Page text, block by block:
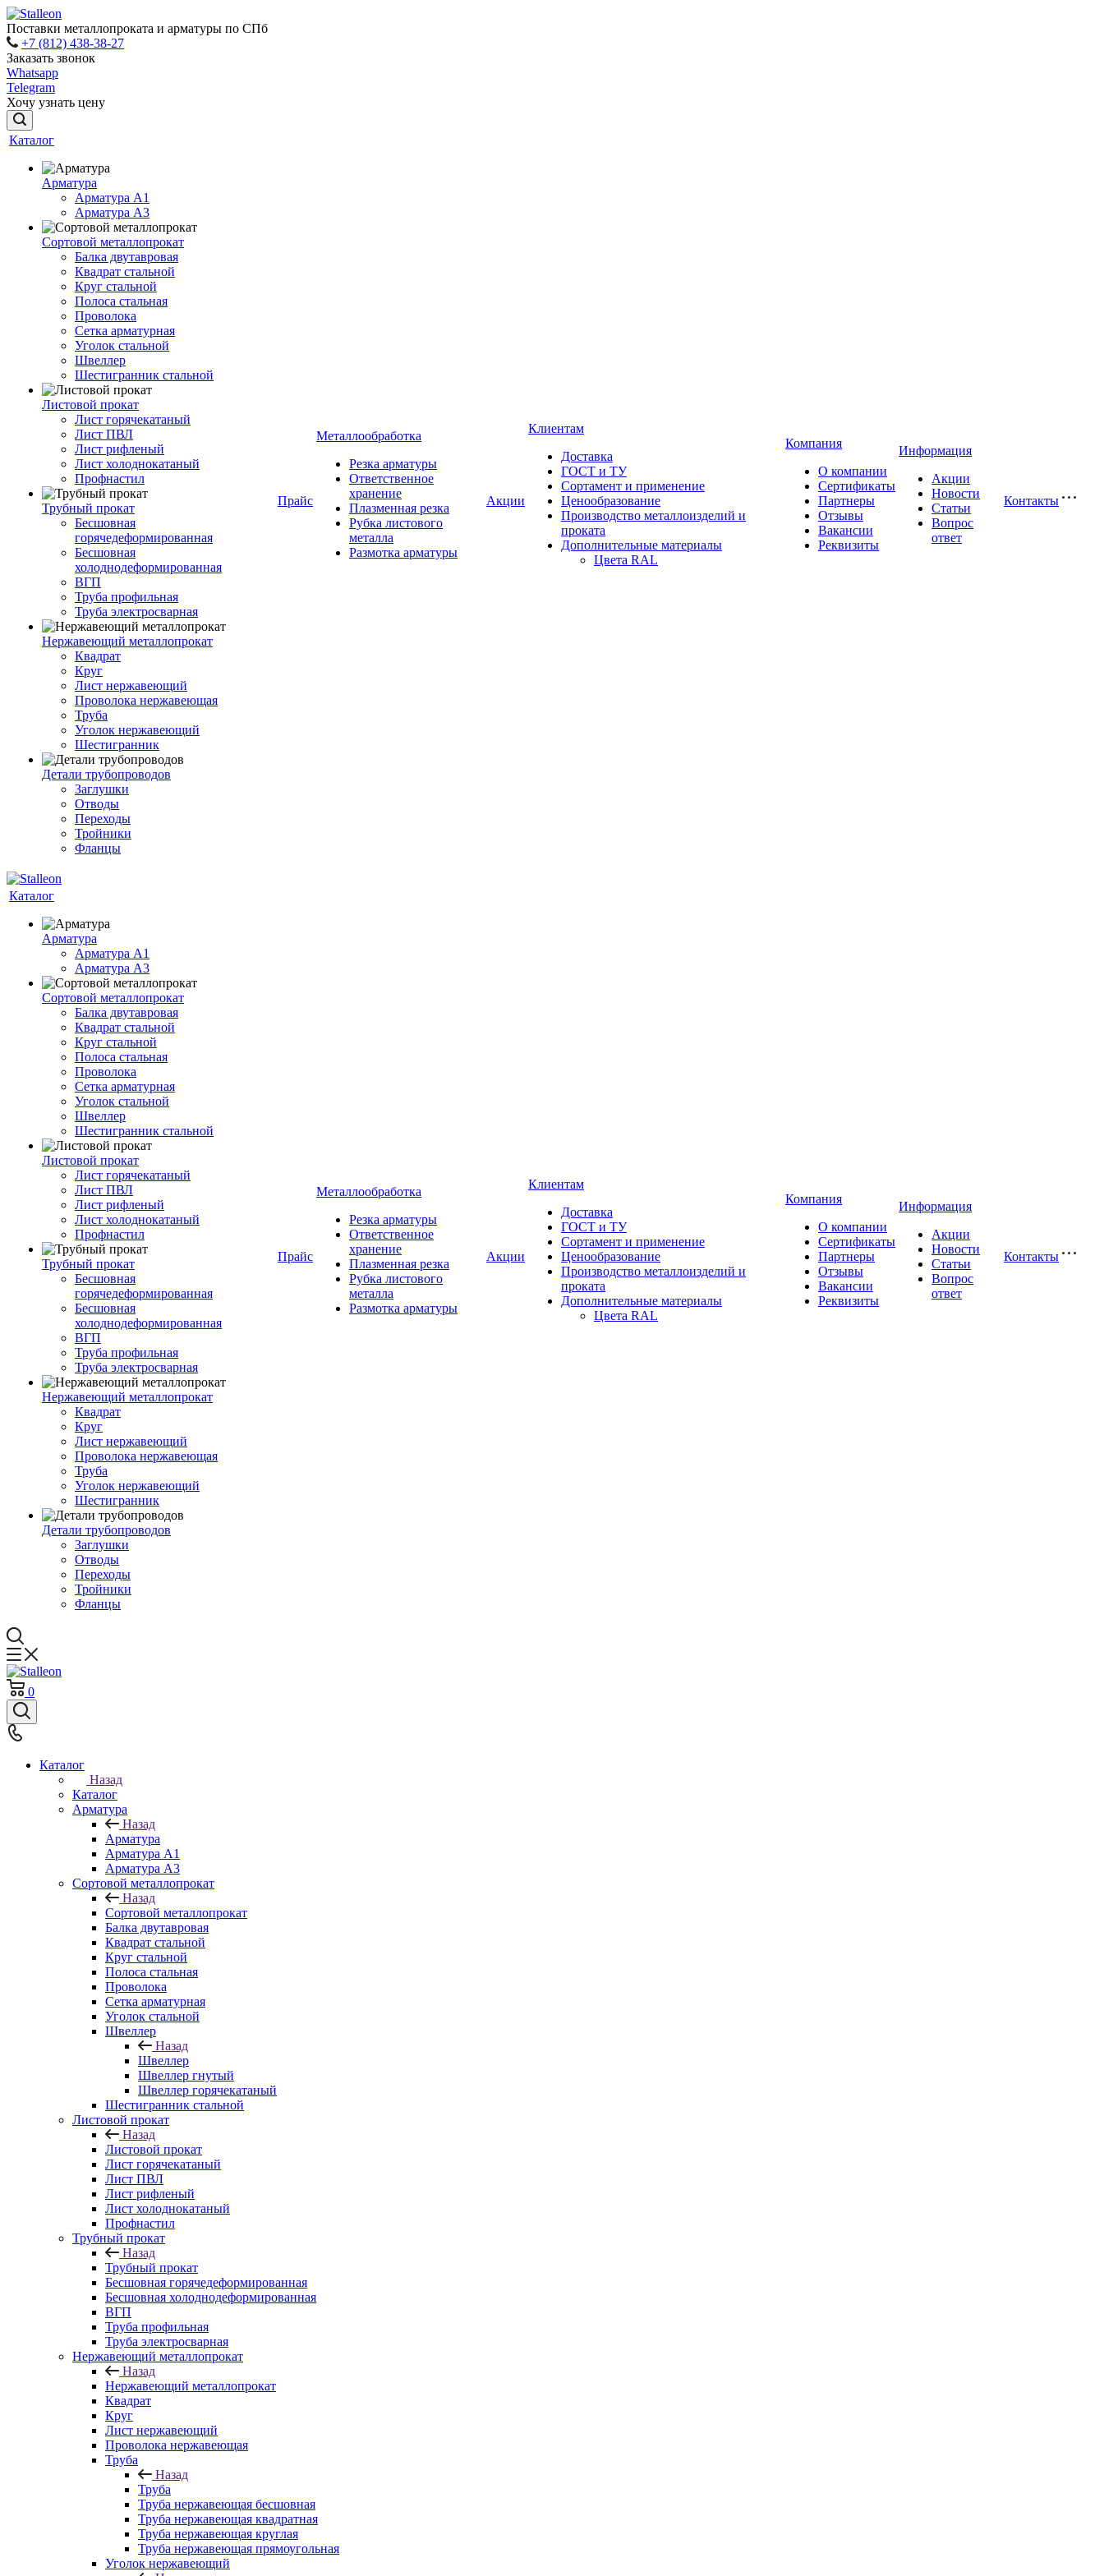
Поставки металлопроката и арматуры по СПб
+7 (812) 438-38-27
Заказать звонок
Whatsapp
Telegram
Хочу узнать цену
Каталог
Арматура
Арматура A1
Арматура А3
Сортовой металлопрокат
Балка двутавровая
Квадрат стальной
Круг стальной
Полоса стальная
Проволока
Сетка арматурная
Уголок стальной
Швеллер
Шестигранник стальной
Листовой прокат
Лист горячекатаный
Лист ПВЛ
Лист рифленый
Лист холоднокатаный
Профнастил
Трубный прокат
Бесшовная
горячедеформированная
Бесшовная
холоднодеформированная
ВГП
Труба профильная
Труба электросварная
Нержавеющий металлопрокат
Квадрат
Круг
Лист нержавеющий
Проволока нержавеющая
Труба
Уголок нержавеющий
Шестигранник
Детали трубопроводов
Заглушки
Отводы
Переходы
Тройники
Фланцы
Прайс
Металлообработка
Резка арматуры
Ответственное
хранение
Плазменная резка
Рубка листового
металла
Размотка арматуры
Акции
Клиентам
Доставка
ГОСТ и ТУ
Сортамент и применение
Ценообразование
Производство металлоизделий и
проката
Дополнительные материалы
Цвета RAL
Компания
О компании
Сертификаты
Партнеры
Отзывы
Вакансии
Реквизиты
Информация
Акции
Новости
Статьи
Вопрос
ответ
Контакты
Каталог
Арматура
Арматура A1
Арматура А3
Сортовой металлопрокат
Балка двутавровая
Квадрат стальной
Круг стальной
Полоса стальная
Проволока
Сетка арматурная
Уголок стальной
Швеллер
Шестигранник стальной
Листовой прокат
Лист горячекатаный
Лист ПВЛ
Лист рифленый
Лист холоднокатаный
Профнастил
Трубный прокат
Бесшовная
горячедеформированная
Бесшовная
холоднодеформированная
ВГП
Труба профильная
Труба электросварная
Нержавеющий металлопрокат
Квадрат
Круг
Лист нержавеющий
Проволока нержавеющая
Труба
Уголок нержавеющий
Шестигранник
Детали трубопроводов
Заглушки
Отводы
Переходы
Тройники
Фланцы
Прайс
Металлообработка
Резка арматуры
Ответственное
хранение
Плазменная резка
Рубка листового
металла
Размотка арматуры
Акции
Клиентам
Доставка
ГОСТ и ТУ
Сортамент и применение
Ценообразование
Производство металлоизделий и
проката
Дополнительные материалы
Цвета RAL
Компания
О компании
Сертификаты
Партнеры
Отзывы
Вакансии
Реквизиты
Информация
Акции
Новости
Статьи
Вопрос
ответ
Контакты
0
Каталог
Назад
Каталог
Арматура
Назад
Арматура
Арматура A1
Арматура А3
Сортовой металлопрокат
Назад
Сортовой металлопрокат
Балка двутавровая
Квадрат стальной
Круг стальной
Полоса стальная
Проволока
Сетка арматурная
Уголок стальной
Швеллер
Назад
Швеллер
Швеллер гнутый
Швеллер горячекатаный
Шестигранник стальной
Листовой прокат
Назад
Листовой прокат
Лист горячекатаный
Лист ПВЛ
Лист рифленый
Лист холоднокатаный
Профнастил
Трубный прокат
Назад
Трубный прокат
Бесшовная горячедеформированная
Бесшовная холоднодеформированная
ВГП
Труба профильная
Труба электросварная
Нержавеющий металлопрокат
Назад
Нержавеющий металлопрокат
Квадрат
Круг
Лист нержавеющий
Проволока нержавеющая
Труба
Назад
Труба
Труба нержавеющая бесшовная
Труба нержавеющая квадратная
Труба нержавеющая круглая
Труба нержавеющая прямоугольная
Уголок нержавеющий